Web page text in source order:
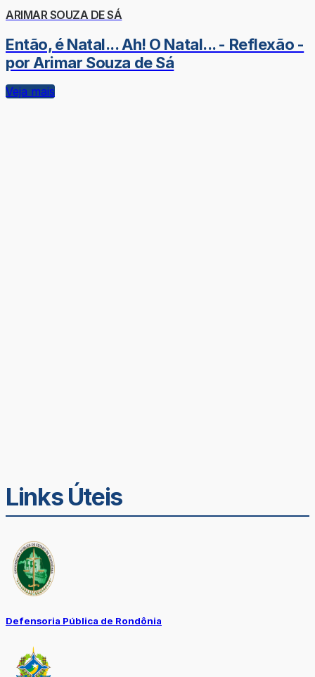
ARIMAR SOUZA DE SÁ
Então, é Natal... Ah! O Natal... - Reflexão -
por Arimar Souza de Sá
Veja mais
Links Úteis
Defensoria Pública de Rondônia